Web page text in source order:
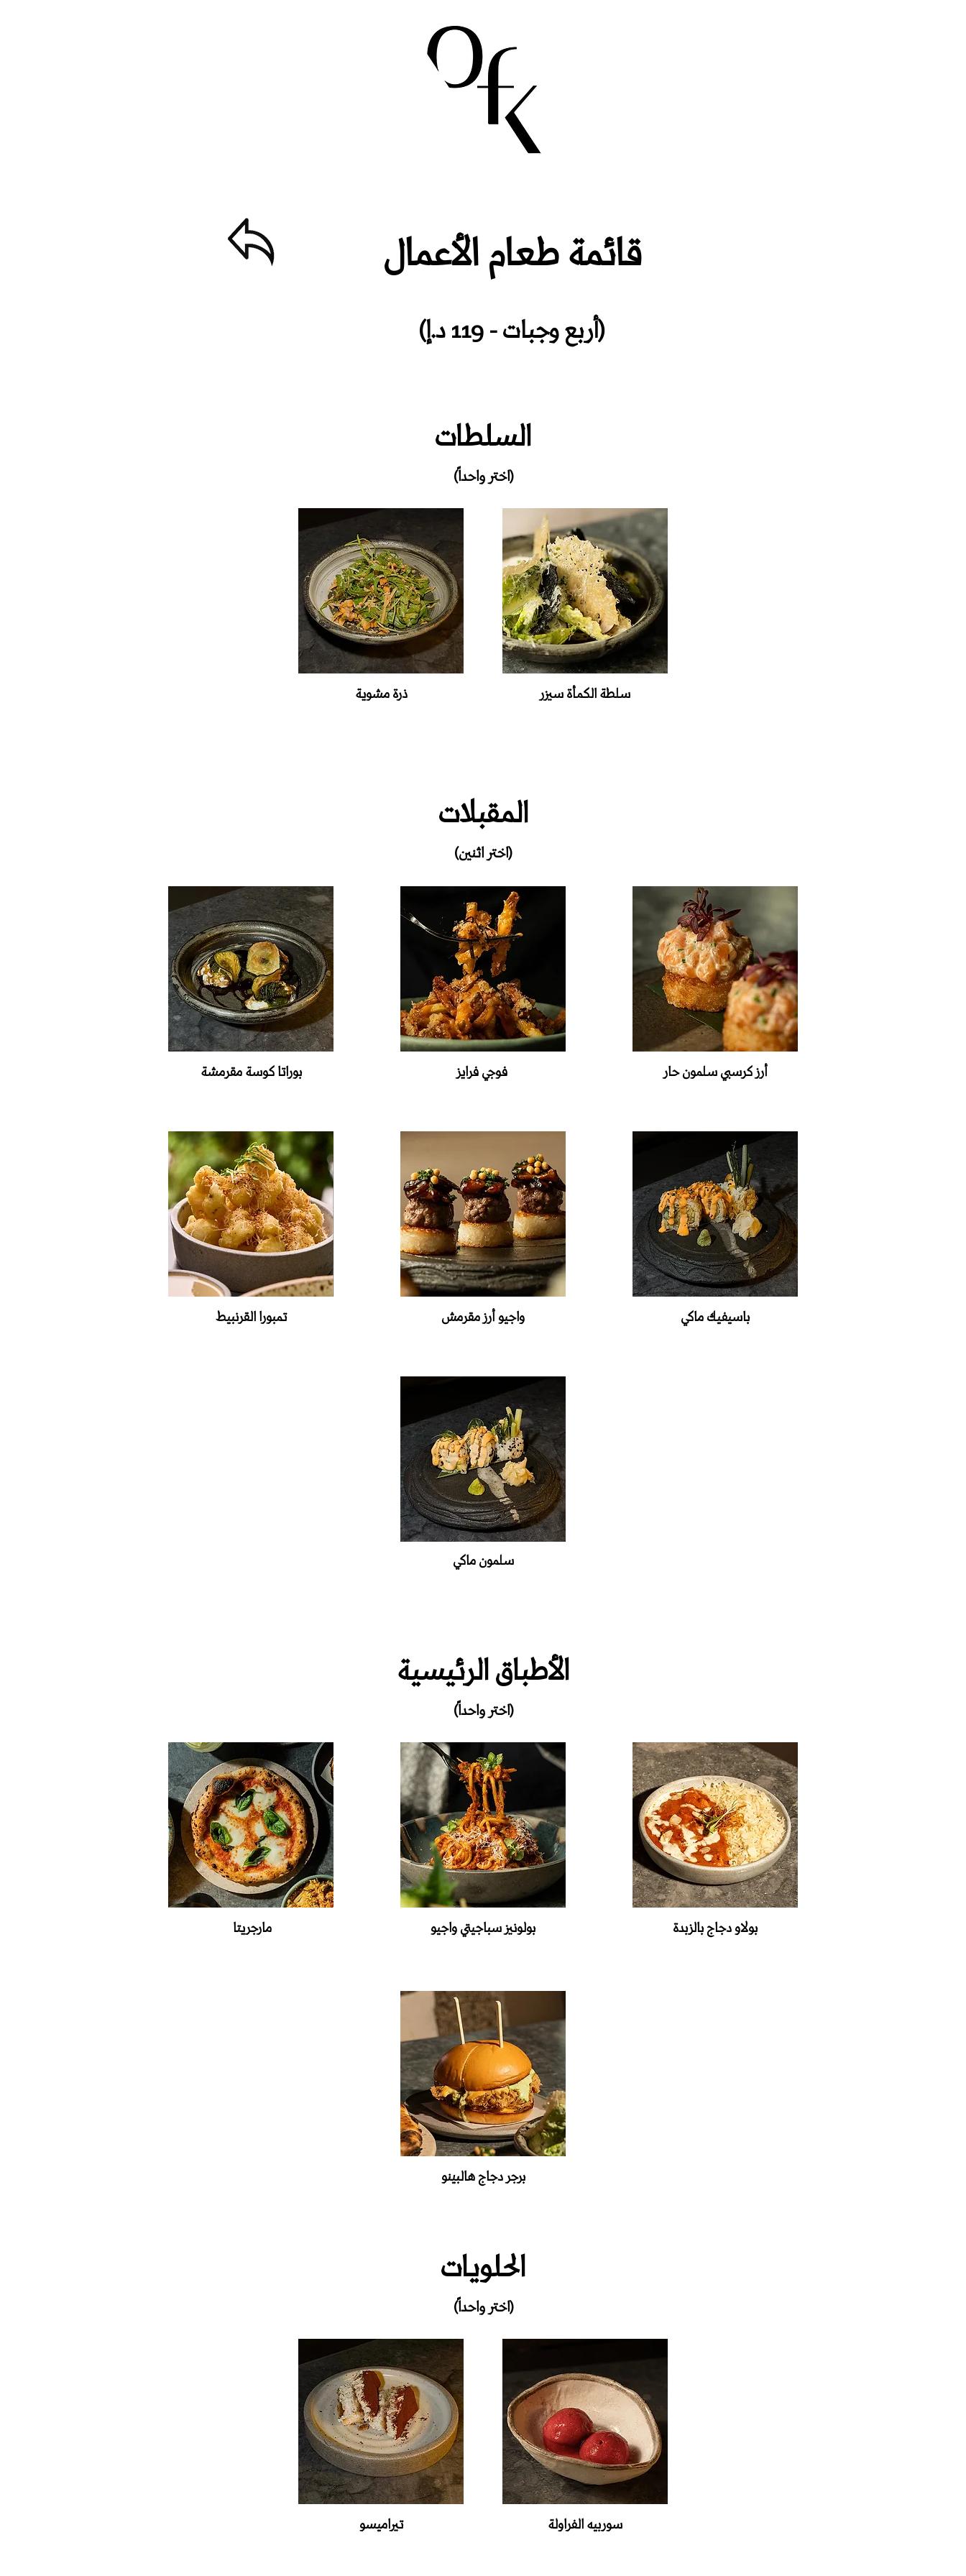
قائمة طعام الأعمال
(أربع وجبات - 119 د.إ)
السلطات
(اختر واحداً)
ذرة‭ ‬مشوية سلطة الكمأة سيزر
المقبلات
(اختر اثنين)
بوراتا كوسة مقرمشة
تمبورا القرنبيط
فوجي‭ ‬فرايز‭ ‬
واجيو أرز مقرمش
أرز كرسبي سلمون حار
باسيفيك‭ ‬ماكي
سلمون ماكي
الأطباق الرئيسية
(اختر واحداً)
مارجريتا‭ بولونيز‭ ‬سباجيتي‭ ‬واجيو بولاو‭ ‬دجاج‭ ‬بالزبدة
برجر‭ ‬دجاج‭ ‬هالبينو
الحلويات
(اختر واحداً)
تيراميسو سوربيه الفراولة